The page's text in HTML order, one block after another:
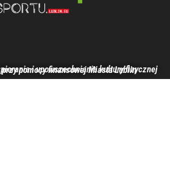
kultury fizycznej realizowane jest przy pomocy finansowej Miasta Lublin